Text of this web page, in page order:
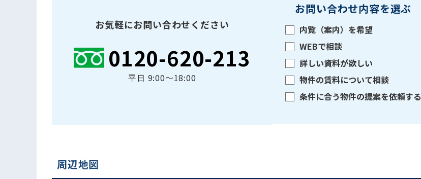
お気軽にお問い合わせください
0120-620-213
平日 9:00〜18:00
お問い合わせ内容を選ぶ
内覧（案内）を希望
WEBで相談
詳しい資料が欲しい
物件の賃料について相談
条件に合う物件の提案を依頼する
周辺地図